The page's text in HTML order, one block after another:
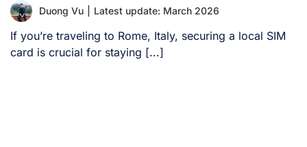
Duong Vu Latest update: March 2026
If you’re traveling to Rome, Italy, securing a local SIM
card is crucial for staying [...]